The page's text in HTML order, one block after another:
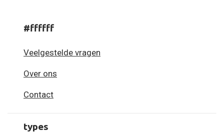
#ffffff
Veelgestelde vragen
Over ons
Contact
types